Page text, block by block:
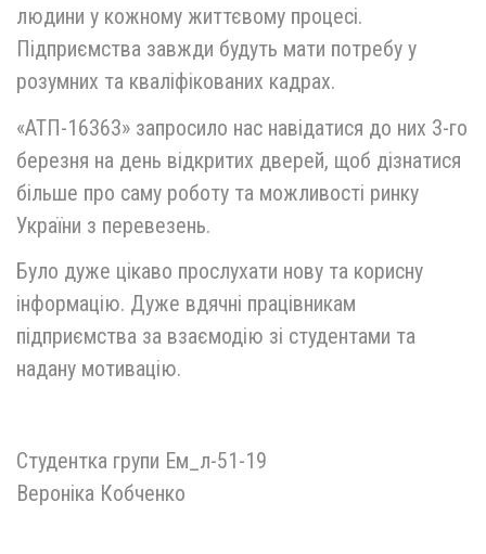
людини у кожному життєвому процесі.
Підприємства завжди будуть мати потребу у
розумних та кваліфікованих кадрах.
«АТП-16363» запросило нас навідатися до них 3-го
березня на день відкритих дверей, щоб дізнатися
більше про саму роботу та можливості ринку
України з перевезень.
Було дуже цікаво прослухати нову та корисну
інформацію. Дуже вдячні працівникам
підприємства за взаємодію зі студентами та
надану мотивацію.
Студентка групи Ем_л-51-19
Вероніка Кобченко